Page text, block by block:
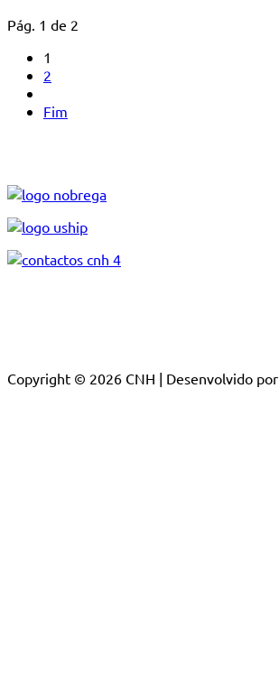
Pág. 1 de 2
1
2
Fim
Copyright © 2026 CNH | Desenvolvido por